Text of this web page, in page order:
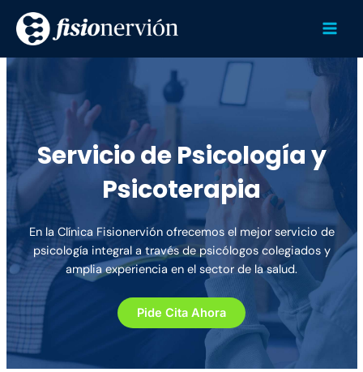
contenido
Servicio de Psicología y
Psicoterapia
En la Clínica Fisionervión ofrecemos el mejor servicio de
psicología integral a través de psicólogos colegiados y
amplia experiencia en el sector de la salud.
Pide Cita Ahora